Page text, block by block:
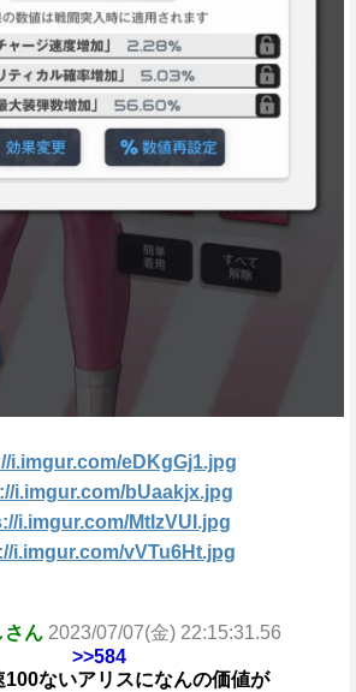
i.imgur.com/eDKgGj1.jpg
i.imgur.com/bUaakjx.jpg
i.imgur.com/MtIzVUI.jpg
i.imgur.com/vVTu6Ht.jpg
さん 2023/07/07(金) 22:15:31.56
>>584
100ないアリスになんの価値が